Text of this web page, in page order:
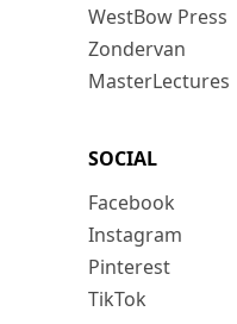
WestBow Press
Zondervan
MasterLectures
SOCIAL
Facebook
Instagram
Pinterest
TikTok